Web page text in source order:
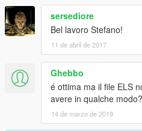
sersediore
Bel lavoro Stefano!
11 de abril de 2017
Ghebbo
é ottima ma il file ELS
avere in qualche modo?
14 de marzo de 2019